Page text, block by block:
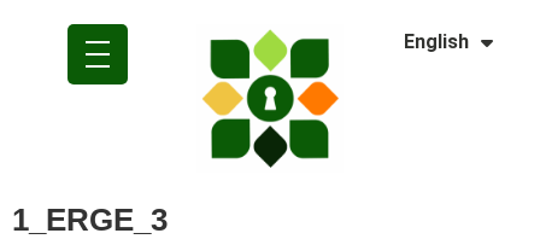
English
Polski
1_ERGE_3